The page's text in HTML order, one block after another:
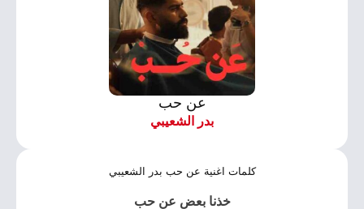
عن حب
بدر الشعيبي
كلمات اغنية عن حب بدر الشعيبي
خذنا بعض عن حب